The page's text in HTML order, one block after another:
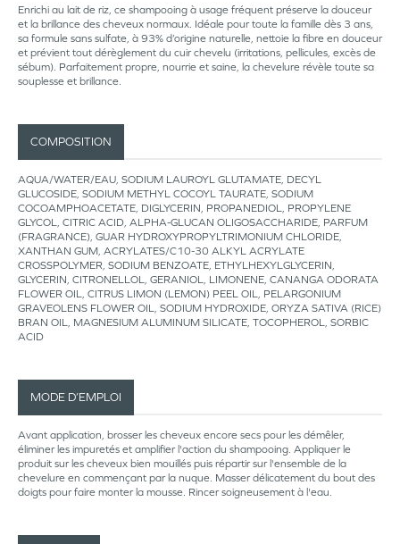
Enrichi au lait de riz, ce shampooing à usage fréquent préserve la douceur
et la brillance des cheveux normaux. Idéale pour toute la famille dès 3 ans,
sa formule sans sulfate, à 93% d’origine naturelle, nettoie la fibre en douceur
et prévient tout dérèglement du cuir chevelu (irritations, pellicules, excès de
sébum). Parfaitement propre, nourrie et saine, la chevelure révèle toute sa
souplesse et brillance.
COMPOSITION
AQUA/WATER/EAU, SODIUM LAUROYL GLUTAMATE, DECYL
GLUCOSIDE, SODIUM METHYL COCOYL TAURATE, SODIUM
COCOAMPHOACETATE, DIGLYCERIN, PROPANEDIOL, PROPYLENE
GLYCOL, CITRIC ACID, ALPHA-GLUCAN OLIGOSACCHARIDE, PARFUM
(FRAGRANCE), GUAR HYDROXYPROPYLTRIMONIUM CHLORIDE,
XANTHAN GUM, ACRYLATES/C10-30 ALKYL ACRYLATE
CROSSPOLYMER, SODIUM BENZOATE, ETHYLHEXYLGLYCERIN,
GLYCERIN, CITRONELLOL, GERANIOL, LIMONENE, CANANGA ODORATA
FLOWER OIL, CITRUS LIMON (LEMON) PEEL OIL, PELARGONIUM
GRAVEOLENS FLOWER OIL, SODIUM HYDROXIDE, ORYZA SATIVA (RICE)
BRAN OIL, MAGNESIUM ALUMINUM SILICATE, TOCOPHEROL, SORBIC
ACID
MODE D’EMPLOI
Avant application, brosser les cheveux encore secs pour les démêler,
éliminer les impuretés et amplifier l'action du shampooing. Appliquer le
produit sur les cheveux bien mouillés puis répartir sur l'ensemble de la
chevelure en commençant par la nuque. Masser délicatement du bout des
doigts pour faire monter la mousse. Rincer soigneusement à l'eau.